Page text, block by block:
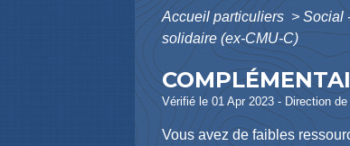
Accueil particuliers > Social
solidaire (ex-CMU-C)
Vérifié le 01 Apr 2023 - Direction
Vous avez de faibles